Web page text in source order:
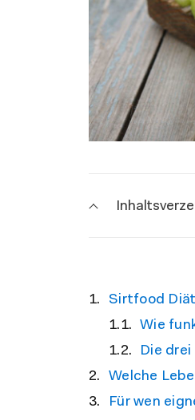
Sirtfood
Wie
Die
Welche
Für wen